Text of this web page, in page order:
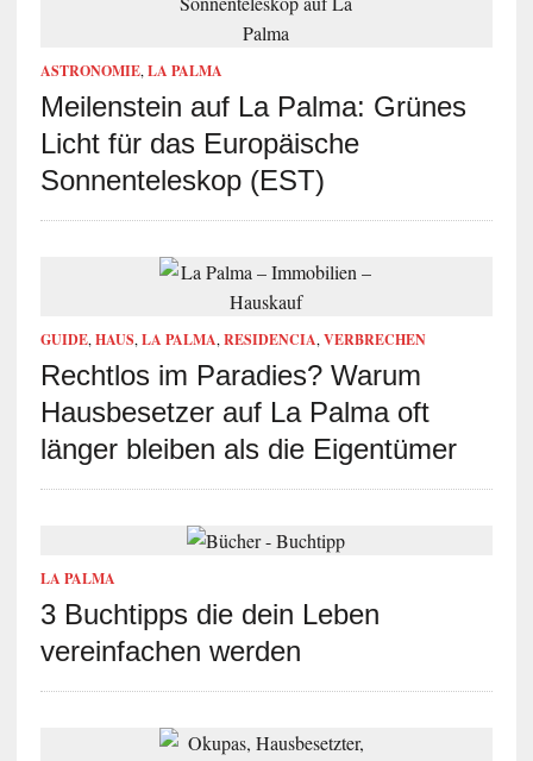
ASTRONOMIE, LA PALMA
Meilenstein auf La Palma: Grünes
Licht für das Europäische
Sonnenteleskop (EST)
GUIDE, HAUS, LA PALMA, RESIDENCIA, VERBRECHEN
Rechtlos im Paradies? Warum
Hausbesetzer auf La Palma oft
länger bleiben als die Eigentümer
LA PALMA
3 Buchtipps die dein Leben
vereinfachen werden